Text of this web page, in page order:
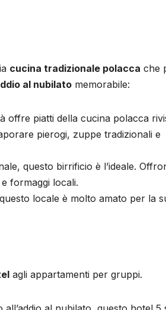
cucina tradizionale polacca che
al nubilato memorabile:
offre piatti della cucina polacca
pierogi, zuppe tradizionali e
questo birrificio è l’ideale.
formaggi locali.
locale è molto amato per la
agli appartamenti per gruppi.